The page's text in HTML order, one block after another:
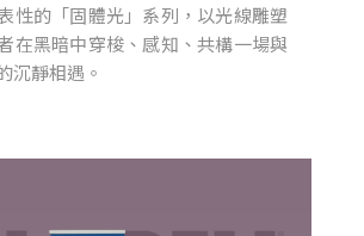
性的「固體光」系列，以光線雕塑
在黑暗中穿梭、感知、共構一場與
沉靜相遇。